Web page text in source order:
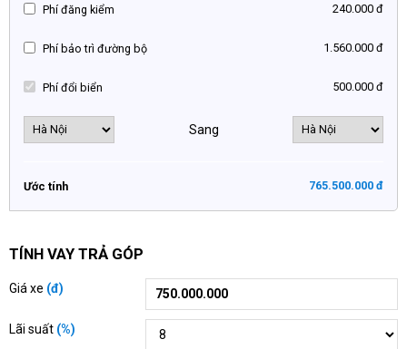
Phí đăng kiểm 240.000 đ
Phí bảo trì đường bộ 1.560.000 đ
Phí đổi biển 500.000 đ
Sang
Ước tính 765.500.000 đ
TÍNH VAY TRẢ GÓP
Giá xe (đ)
Lãi suất (%)